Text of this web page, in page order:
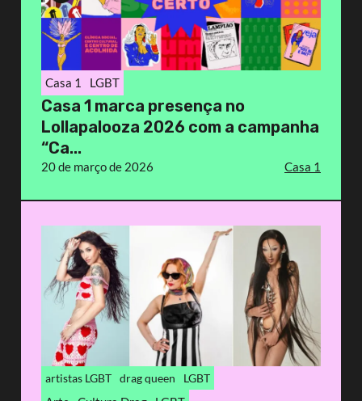
Casa 1 LGBT
Casa 1 marca presença no
Lollapalooza 2026 com a campanha
“Ca...
20 de março de 2026 Casa 1
artistas LGBT drag queen LGBT